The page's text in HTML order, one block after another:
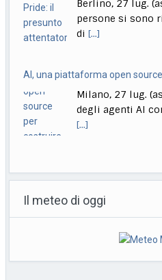
Milano, 27 lug.
degli agenti AI
[...]
Giornalista ucciso a Eboli,
Napoli, 25 lug.
indagini sul
Incendi in Francia, Gironda
caldo
Blagon (Francia),
alberi
incendio che ha
Il meteo di oggi